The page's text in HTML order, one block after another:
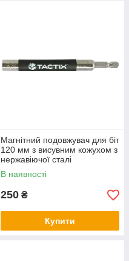
Магнітний подовжувач для біт
120 мм з висувним кожухом з
нержавіючої сталі
В наявності
250 ₴
Купити